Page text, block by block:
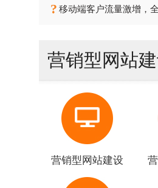
? 移动端客户流量激增，
营销型网站
营销型网站建设